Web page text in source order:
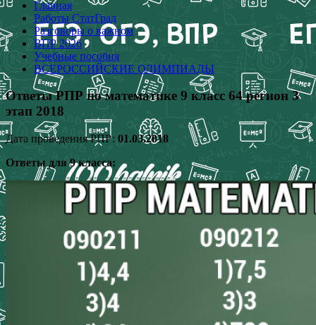
Главная
Работы СтатГрад
Разговоры о важном
ВПР 2026
Учебные пособия
ВСЕРОССИЙСКИЕ ОЛИМПИАДЫ
Ответы РПР по математике 9 класс 64 регион 3
этап 2018
Дата проведения РПР: 01.03.2018
Ответы для 9 класса: